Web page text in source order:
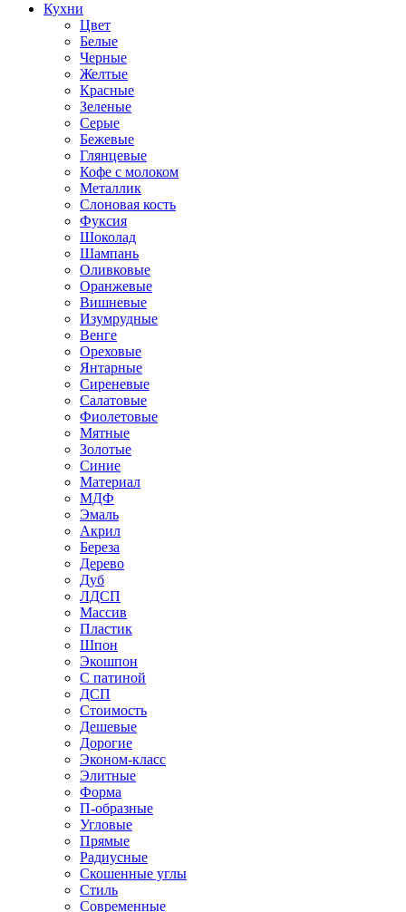
Кухни
Цвет
Белые
Черные
Желтые
Красные
Зеленые
Серые
Бежевые
Глянцевые
Кофе с молоком
Металлик
Слоновая кость
Фуксия
Шоколад
Шампань
Оливковые
Оранжевые
Вишневые
Изумрудные
Венге
Ореховые
Янтарные
Сиреневые
Салатовые
Фиолетовые
Мятные
Золотые
Синие
Материал
МДФ
Эмаль
Акрил
Береза
Дерево
Дуб
ЛДСП
Массив
Пластик
Шпон
Экошпон
С патиной
ДСП
Стоимость
Дешевые
Дорогие
Эконом-класс
Элитные
Форма
П-образные
Угловые
Прямые
Радиусные
Скошенные углы
Стиль
Современные